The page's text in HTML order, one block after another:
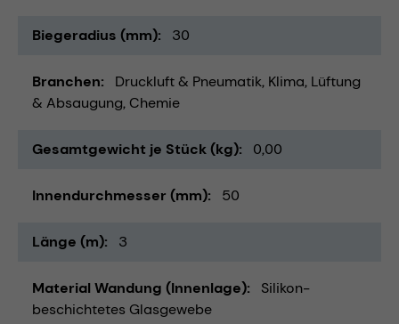
Biegeradius (mm) 30
Branchen Druckluft & Pneumatik Klima, Lüftung
& Absaugung Chemie
Gesamtgewicht je Stück (kg) 0,00
Innendurchmesser (mm) 50
Länge (m) 3
Material Wandung (Innenlage)
Silikon-
beschichtetes Glasgewebe